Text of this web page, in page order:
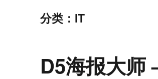
分类：IT
D5海报大师